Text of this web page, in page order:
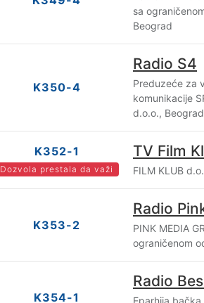
sa
Beograd
K350-4
Radio S4
Preduzeće za
komunikacije
d.o.o., Beograd
K352-1
Dozvola prestala da važi
TV Film
FILM KLUB
K353-2
Radio
PINK MEDIA
ograničenom
K354-1
Radio
Eparhija